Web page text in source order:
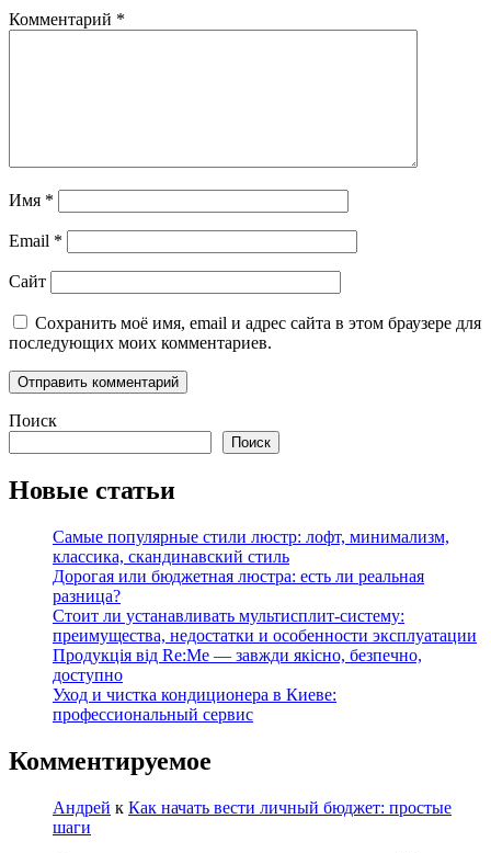
Комментарий *
Имя *
Email *
Сайт
Сохранить моё имя, email и адрес сайта в этом браузере для
последующих моих комментариев.
Поиск
Поиск
Новые статьи
Самые популярные стили люстр: лофт, минимализм,
классика, скандинавский стиль
Дорогая или бюджетная люстра: есть ли реальная
разница?
Стоит ли устанавливать мультисплит-систему:
преимущества, недостатки и особенности эксплуатации
Продукція від Re:Me — завжди якісно, безпечно,
доступно
Уход и чистка кондиционера в Киеве:
профессиональный сервис
Комментируемое
Андрей к Как начать вести личный бюджет: простые
шаги